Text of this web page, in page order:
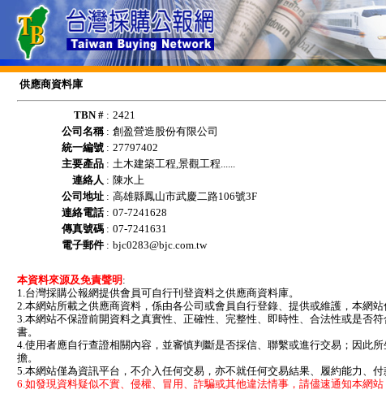
供應商資料庫
TBN # : 2421
公司名稱: 創盈營造股份有限公司
統一編號 : 27797402
主要產品 : 土木建築工程,景觀工程......
連絡人 : 陳水上
公司地址 : 高雄縣鳳山市武慶二路106號3F
連絡電話: 07-7241628
傳真號碼 : 07-7241631
電子郵件 : bjc0283@bjc.com.tw
本資料來源及免責聲明 :
1.台灣採購公報網提供會員可自行刊登資料之供應商資料庫。
2.本網站所載之供應商資料，係由各公司或會員自行登錄、提供或維護，本網站
3.本網站不保證前開資料之真實性、正確性、完整性、即時性、合法性或是否
書。
4.使用者應自行查證相關內容，並審慎判斷是否採信、聯繫或進行交易；因此
擔。
5.本網站僅為資訊平台，不介入任何交易，亦不就任何交易結果、履約能力、付
6.如發現資料疑似不實、侵權、冒用、詐騙或其他違法情事，請儘速通知本網站